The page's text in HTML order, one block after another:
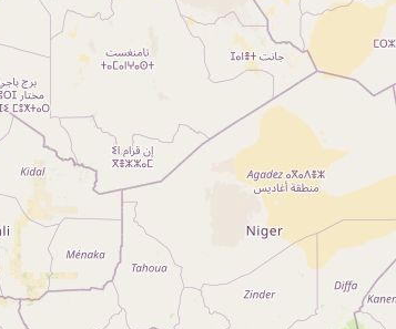
sommes-nous ?
partenaires
réseau
campings
revendeur